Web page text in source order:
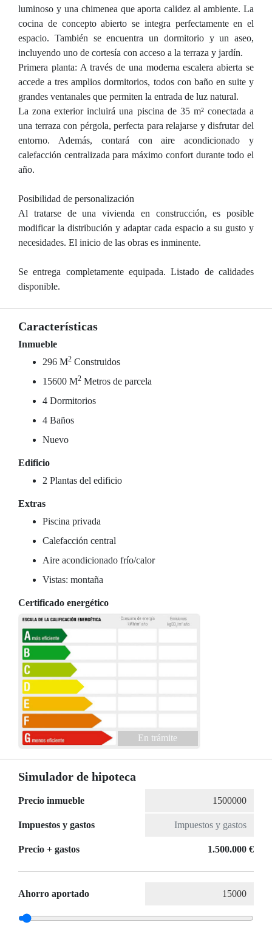
luminoso y una chimenea que aporta calidez al ambiente. La
cocina de concepto abierto se integra perfectamente en el
espacio. También se encuentra un dormitorio y un aseo,
incluyendo uno de cortesía con acceso a la terraza y jardín.
Primera planta: A través de una moderna escalera abierta se
accede a tres amplios dormitorios, todos con baño en suite y
grandes ventanales que permiten la entrada de luz natural.
La zona exterior incluirá una piscina de 35 m² conectada a
una terraza con pérgola, perfecta para relajarse y disfrutar del
entorno. Además, contará con aire acondicionado y
calefacción centralizada para máximo confort durante todo el
año.
Posibilidad de personalización
Al tratarse de una vivienda en construcción, es posible
modificar la distribución y adaptar cada espacio a su gusto y
necesidades. El inicio de las obras es inminente.
Se entrega completamente equipada. Listado de calidades
disponible.
Características
Inmueble
296 M2 Construidos
15600 M2 Metros de parcela
4 Dormitorios
4 Baños
Nuevo
Edificio
2 Plantas del edificio
Extras
Piscina privada
Calefacción central
Aire acondicionado frío/calor
Vistas: montaña
Certificado energético
En trámite
Simulador de hipoteca
Precio inmueble
Impuestos y gastos
Precio + gastos 1.500.000 €
Ahorro aportado